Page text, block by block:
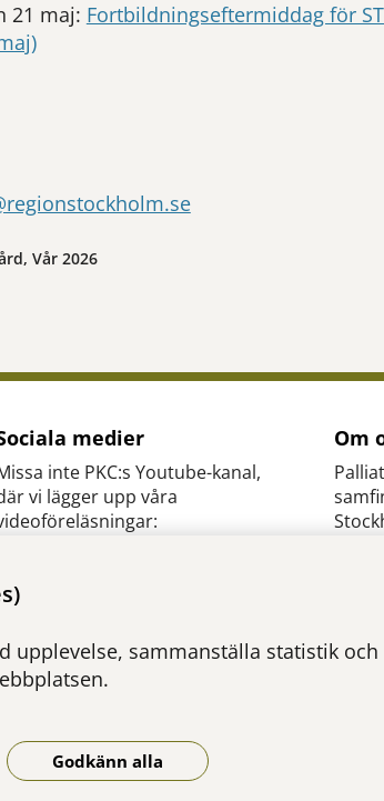
upplevelse, sammanställa statistik och
Godkänn alla
21 maj: Fortbildningseftermiddag för
Vår 2026
medier
inte PKC:s Youtube-kanal,
vi lägger upp våra
hittar oss också här:
Instagram
Om